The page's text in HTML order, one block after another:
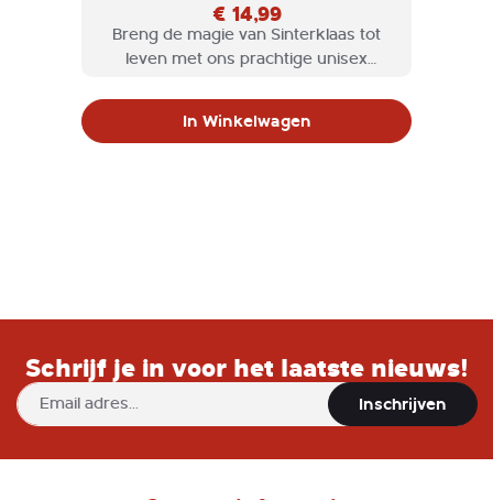
€ 14,99
Breng de magie van Sinterklaas tot
leven met ons prachtige unisex
en paars, afgewerkt met een luxe
In Winkelwagen
Schrijf je in voor het laatste nieuws!
Abonneer
u
onze
Inschrijven